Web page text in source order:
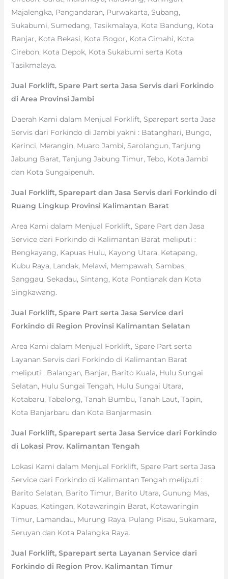
Majalengka, Pangandaran, Purwakarta, Subang,
Sukabumi, Sumedang, Tasikmalaya, Kota Bandung, Kota
Banjar, Kota Bekasi, Kota Bogor, Kota Cimahi, Kota
Cirebon, Kota Depok, Kota Sukabumi serta Kota
Tasikmalaya.
Jual Forklift, Spare Part serta Jasa Servis dari Forkindo
di Area Provinsi Jambi
Daerah Kami dalam Menjual Forklift, Sparepart serta Jasa
Servis dari Forkindo di Jambi yakni : Batanghari, Bungo,
Kerinci, Merangin, Muaro Jambi, Sarolangun, Tanjung
Jabung Barat, Tanjung Jabung Timur, Tebo, Kota Jambi
dan Kota Sungaipenuh.
Jual Forklift, Sparepart dan Jasa Servis dari Forkindo di
Ruang Lingkup Provinsi Kalimantan Barat
Area Kami dalam Menjual Forklift, Spare Part dan Jasa
Service dari Forkindo di Kalimantan Barat meliputi :
Bengkayang, Kapuas Hulu, Kayong Utara, Ketapang,
Kubu Raya, Landak, Melawi, Mempawah, Sambas,
Sanggau, Sekadau, Sintang, Kota Pontianak dan Kota
Singkawang.
Jual Forklift, Spare Part serta Jasa Service dari
Forkindo di Region Provinsi Kalimantan Selatan
Area Kami dalam Menjual Forklift, Spare Part serta
Layanan Servis dari Forkindo di Kalimantan Barat
meliputi : Balangan, Banjar, Barito Kuala, Hulu Sungai
Selatan, Hulu Sungai Tengah, Hulu Sungai Utara,
Kotabaru, Tabalong, Tanah Bumbu, Tanah Laut, Tapin,
Kota Banjarbaru dan Kota Banjarmasin.
Jual Forklift, Sparepart serta Jasa Service dari Forkindo
di Lokasi Prov. Kalimantan Tengah
Lokasi Kami dalam Menjual Forklift, Spare Part serta Jasa
Service dari Forkindo di Kalimantan Tengah meliputi :
Barito Selatan, Barito Timur, Barito Utara, Gunung Mas,
Kapuas, Katingan, Kotawaringin Barat, Kotawaringin
Timur, Lamandau, Murung Raya, Pulang Pisau, Sukamara,
Seruyan dan Kota Palangka Raya.
Jual Forklift, Sparepart serta Layanan Service dari
Forkindo di Region Prov. Kalimantan Timur